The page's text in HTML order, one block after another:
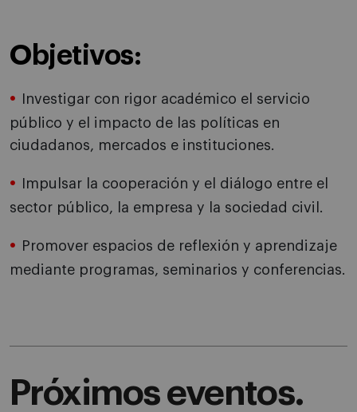
Objetivos:
Investigar con rigor académico el servicio
público y el impacto de las políticas en
ciudadanos, mercados e instituciones.
Impulsar la cooperación y el diálogo entre el
sector público, la empresa y la sociedad civil.
Promover espacios de reflexión y aprendizaje
mediante programas, seminarios y conferencias.
Próximos eventos.